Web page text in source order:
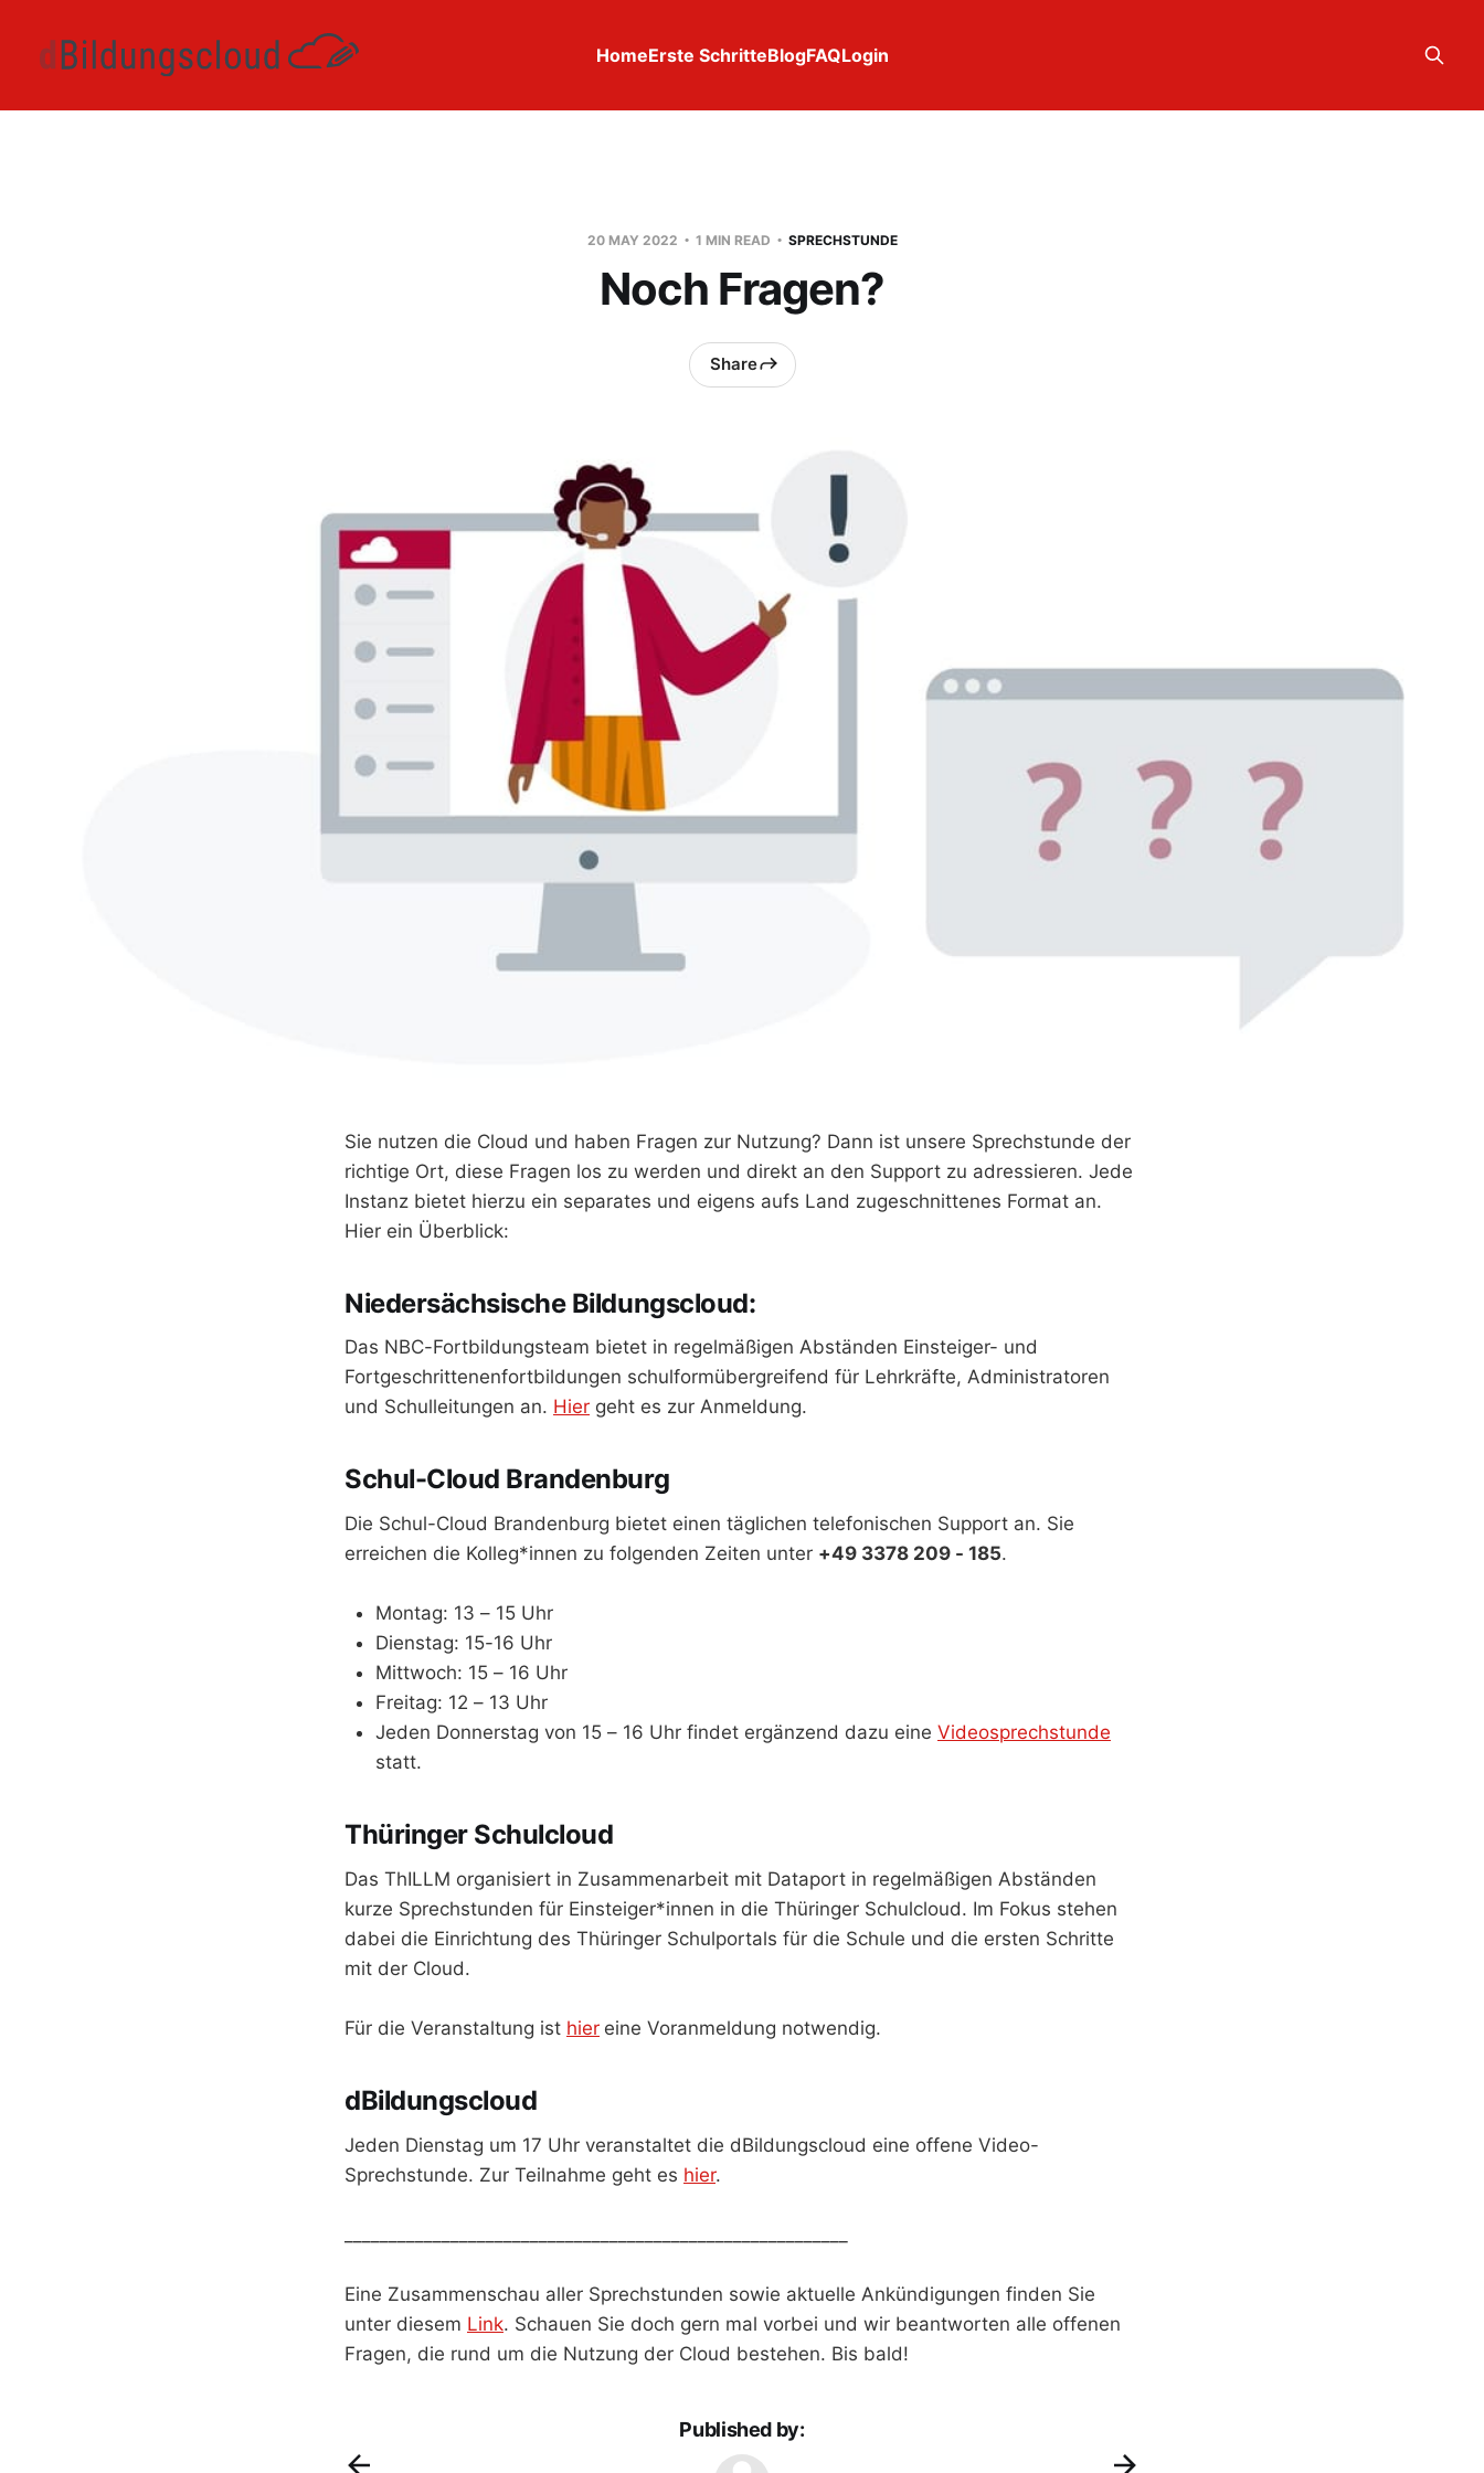
HomeErste SchritteBlogFAQLogin
20 MAY 2022 1 MIN READ SPRECHSTUNDE
Noch Fragen?
Share
Sie nutzen die Cloud und haben Fragen zur Nutzung? Dann ist unsere Sprechstunde der
richtige Ort, diese Fragen los zu werden und direkt an den Support zu adressieren. Jede
Instanz bietet hierzu ein separates und eigens aufs Land zugeschnittenes Format an.
Hier ein Überblick:
Niedersächsische Bildungscloud:
Das NBC-Fortbildungsteam bietet in regelmäßigen Abständen Einsteiger- und
Fortgeschrittenenfortbildungen schulformübergreifend für Lehrkräfte, Administratoren
und Schulleitungen an. Hier geht es zur Anmeldung.
Schul-Cloud Brandenburg
Die Schul-Cloud Brandenburg bietet einen täglichen telefonischen Support an. Sie
erreichen die Kolleg*innen zu folgenden Zeiten unter +49 3378 209 - 185.
Montag: 13 – 15 Uhr
Dienstag: 15-16 Uhr
Mittwoch: 15 – 16 Uhr
Freitag: 12 – 13 Uhr
Jeden Donnerstag von 15 – 16 Uhr findet ergänzend dazu eine Videosprechstunde
statt.
Thüringer Schulcloud
Das ThILLM organisiert in Zusammenarbeit mit Dataport in regelmäßigen Abständen
kurze Sprechstunden für Einsteiger*innen in die Thüringer Schulcloud. Im Fokus stehen
dabei die Einrichtung des Thüringer Schulportals für die Schule und die ersten Schritte
mit der Cloud.
Für die Veranstaltung ist hier eine Voranmeldung notwendig.
dBildungscloud
Jeden Dienstag um 17 Uhr veranstaltet die dBildungscloud eine offene Video-
Sprechstunde. Zur Teilnahme geht es hier.
Eine Zusammenschau aller Sprechstunden sowie aktuelle Ankündigungen finden Sie
unter diesem Link. Schauen Sie doch gern mal vorbei und wir beantworten alle offenen
Fragen, die rund um die Nutzung der Cloud bestehen. Bis bald!
Published by: